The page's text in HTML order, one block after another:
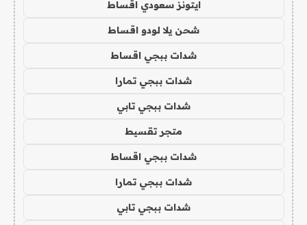
ايتونز سعودي اقساط
شحن يلا لودو اقساط
شدات ببجي اقساط
شدات ببجي تمارا
شدات ببجي تابي
متجر تقسيط
شدات ببجي اقساط
شدات ببجي تمارا
شدات ببجي تابي